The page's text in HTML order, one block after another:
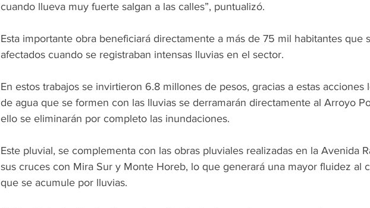
cuando llueva muy fuerte salgan a las calles”, puntualizó.
Esta importante obra beneficiará directamente a más de 75 mil habitantes que
afectados cuando se registraban intensas lluvias en el sector.
En estos trabajos se invirtieron 6.8 millones de pesos, gracias a estas acciones
de agua que se formen con las lluvias se derramarán directamente al Arroyo
ello se eliminarán por completo las inundaciones.
Este pluvial, se complementa con las obras pluviales realizadas en la Avenida
sus cruces con Mira Sur y Monte Horeb, lo que generará una mayor fluidez al
que se acumule por lluvias.